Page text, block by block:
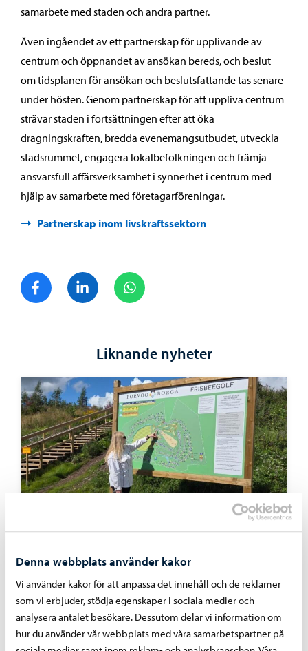
Denna webbplats använder kakor
Vi använder kakor för att anpassa det innehåll och de reklamer
som vi erbjuder, stödja egenskaper i sociala medier och
analysera antalet besökare. Dessutom delar vi information om
hur du använder vår webbplats med våra samarbetspartner på
samarbete med staden och andra partner.
Även ingåendet av ett partnerskap för upplivande av
centrum och öppnandet av ansökan bereds, och beslut
om tidsplanen för ansökan och beslutsfattande tas senare
under hösten. Genom partnerskap för att uppliva centrum
strävar staden i fortsättningen efter att öka
dragningskraften, bredda evenemangsutbudet, utveckla
stadsrummet, engagera lokalbefolkningen och främja
ansvarsfull affärsverksamhet i synnerhet i centrum med
hjälp av samarbete med företagarföreningar.
Partnerskap inom livskraftssektorn
Dela på FacebookDela på LinkedIn
Liknande nyheter
den 5 augusti med ett evenemang som är
öppet för alla